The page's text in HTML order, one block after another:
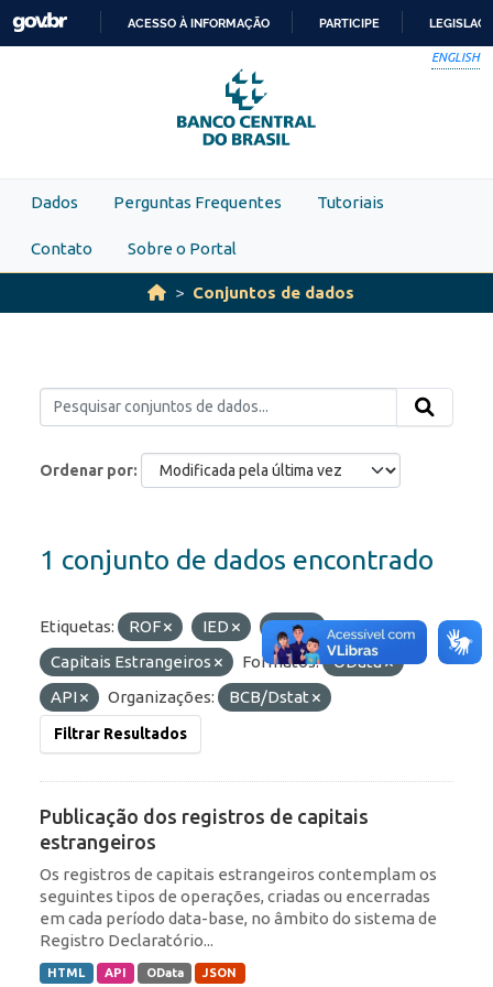
Skip to main content
PARA
O
CONTEÚDO
ACESSO À INFORMAÇÃO PARTICIPE
ENGLISH
Dados Perguntas Frequentes Tutoriais
Contato Sobre o Portal
Conjuntos de dados
Ordenar por
1 conjunto de dados encontrado
Etiquetas: ROF IED
RDE
Capitais Estrangeiros
Formatos:
OData
API
Organizações: BCB/Dstat
Filtrar Resultados
Publicação dos registros de capitais
estrangeiros
Os registros de capitais estrangeiros contemplam os
seguintes tipos de operações, criadas ou encerradas
em cada período data-base, no âmbito do sistema de
Registro Declaratório...
HTML API OData JSON